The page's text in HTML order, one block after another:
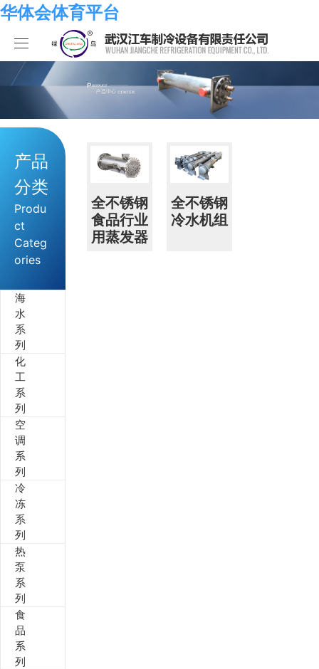
华体会体育平台
华体会体育平台
产品中心
空调系列
关于我们
华体会体育平台
荣誉资质
华体会体育平台
华体会体育平台
产品
分类
Produ
ct
Categ
ories
海
水
系
列
化
工
系
列
空
调
系
列
冷
冻
系
列
热
泵
系
列
食
品
系
列
全不锈钢
食品行业
用蒸发器
全不锈钢
冷水机组